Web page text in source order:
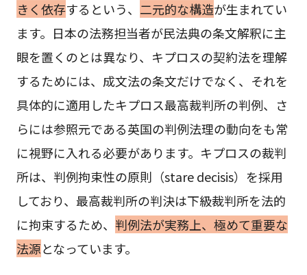
きく依存するという、 二元的な構造が生まれてい
ます。日本の法務担当者が民法典の条文解釈に主
眼を置くのとは異なり、キプロスの契約法を理解
するためには、成文法の条文だけでなく、それを
具体的に適用したキプロス最高裁判所の判例、さ
らには参照元である英国の判例法理の動向をも常
に視野に入れる必要があります。キプロスの裁判
所は、判例拘束性の原則（stare decisis）を採用
しており、最高裁判所の判決は下級裁判所を法的
に拘束するため、 判例法が実務上、極めて重要な
法源となっています。